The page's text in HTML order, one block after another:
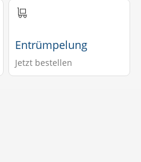
Entrümpelung
Jetzt bestellen